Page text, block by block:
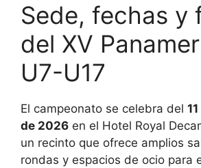
Sede, fechas y
del XV
U7-U17
El campeonato se celebra del
de 2026 en el Hotel Royal
un recinto que ofrece amplios
rondas y espacios de ocio para